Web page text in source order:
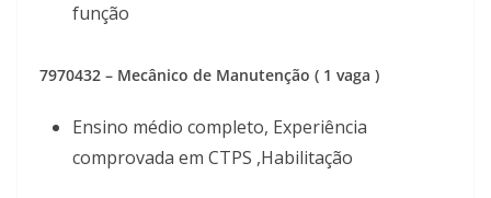
função
7970432 – Mecânico de Manutenção ( 1 vaga )
Ensino médio completo, Experiência
comprovada em CTPS ,Habilitação